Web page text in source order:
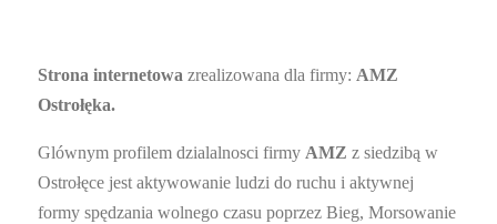
Strona internetowa zrealizowana dla firmy: AMZ
Ostrołęka.
Glównym profilem dzialalnosci firmy AMZ z siedzibą w
Ostrołęce jest aktywowanie ludzi do ruchu i aktywnej
formy spędzania wolnego czasu poprzez Bieg, Morsowanie